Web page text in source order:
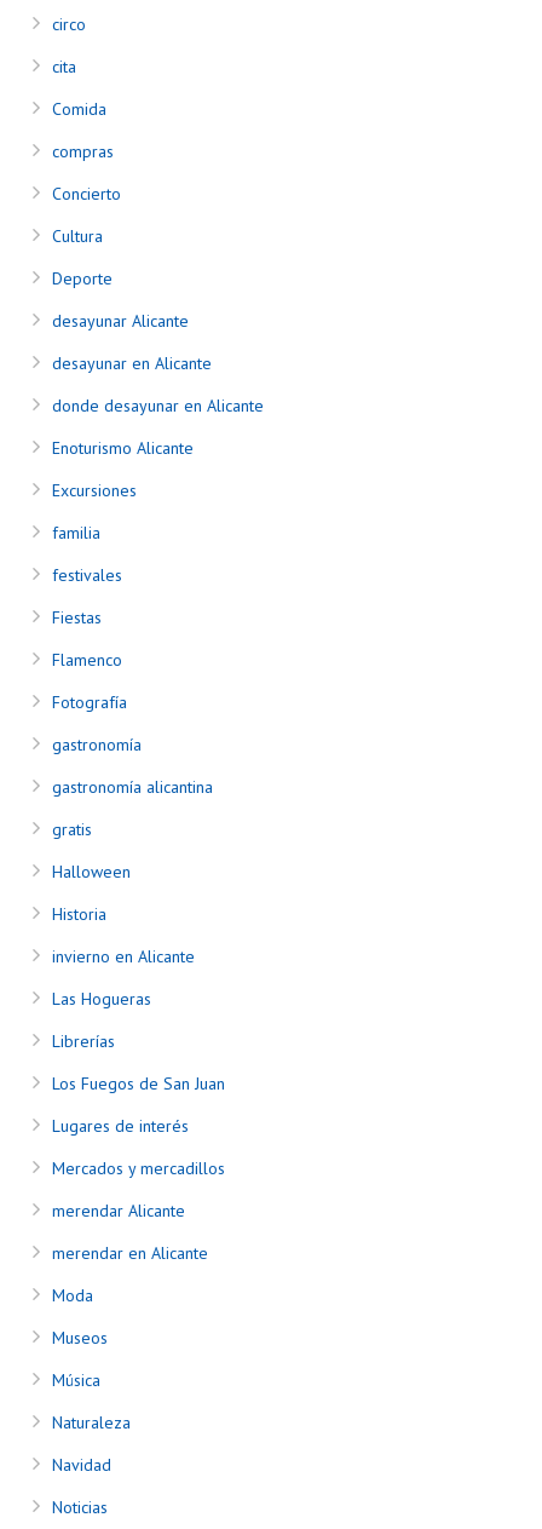
circo
cita
Comida
compras
Concierto
Cultura
Deporte
desayunar Alicante
desayunar en Alicante
donde desayunar en Alicante
Enoturismo Alicante
Excursiones
familia
festivales
Fiestas
Flamenco
Fotografía
gastronomía
gastronomía alicantina
gratis
Halloween
Historia
invierno en Alicante
Las Hogueras
Librerías
Los Fuegos de San Juan
Lugares de interés
Mercados y mercadillos
merendar Alicante
merendar en Alicante
Moda
Museos
Música
Naturaleza
Navidad
Noticias